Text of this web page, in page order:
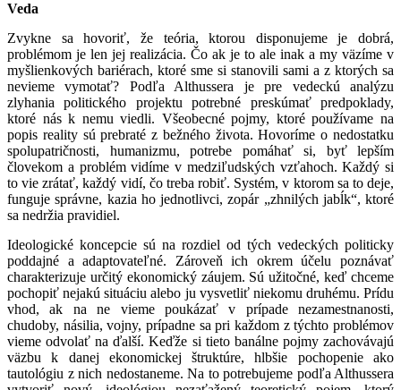
Veda
Zvykne sa hovoriť, že teória, ktorou disponujeme je dobrá,
problémom je len jej realizácia. Čo ak je to ale inak a my väzíme v
myšlienkových bariérach, ktoré sme si stanovili sami a z ktorých sa
nevieme vymotať? Podľa Althussera je pre vedeckú analýzu
zlyhania politického projektu potrebné preskúmať predpoklady,
ktoré nás k nemu viedli. Všeobecné pojmy, ktoré používame na
popis reality sú prebraté z bežného života. Hovoríme o nedostatku
spolupatričnosti, humanizmu, potrebe pomáhať si, byť lepším
človekom a problém vidíme v medziľudských vzťahoch. Každý si
to vie zrátať, každý vidí, čo treba robiť. Systém, v ktorom sa to deje,
funguje správne, kazia ho jednotlivci, zopár „zhnilých jabĺk“, ktoré
sa nedržia pravidiel.
Ideologické koncepcie sú na rozdiel od tých vedeckých politicky
poddajné a adaptovateľné. Zároveň ich okrem účelu poznávať
charakterizuje určitý ekonomický záujem. Sú užitočné, keď chceme
pochopiť nejakú situáciu alebo ju vysvetliť niekomu druhému. Prídu
vhod, ak na ne vieme poukázať v prípade nezamestnanosti,
chudoby, násilia, vojny, prípadne sa pri každom z týchto problémov
vieme odvolať na ďalší. Keďže si tieto banálne pojmy zachovávajú
väzbu k danej ekonomickej štruktúre, hlbšie pochopenie ako
tautológiu z nich nedostaneme. Na to potrebujeme podľa Althussera